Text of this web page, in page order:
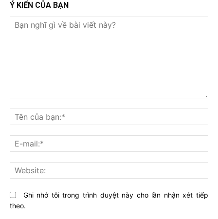
Ý KIẾN CỦA BẠN
nghĩ
gì
về
bài
viết
này?
Ghi nhớ tôi trong trình duyệt này cho lần nhận xét tiếp
theo.